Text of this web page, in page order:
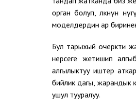
орган болуп, өлкөнүн
моделдердин ар
Бул тарыхый очеркти
нерсеге жетишип
алгылыктуу иштер
бийлик дагы, жарандык
ушул тууралуу.